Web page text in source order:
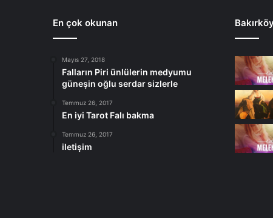
En çok okunan
Mayıs 27, 2018
Falların Piri ünlülerin medyumu
güneşin oğlu serdar sizlerle
Temmuz 26, 2017
En iyi Tarot Falı bakma
Temmuz 26, 2017
iletişim